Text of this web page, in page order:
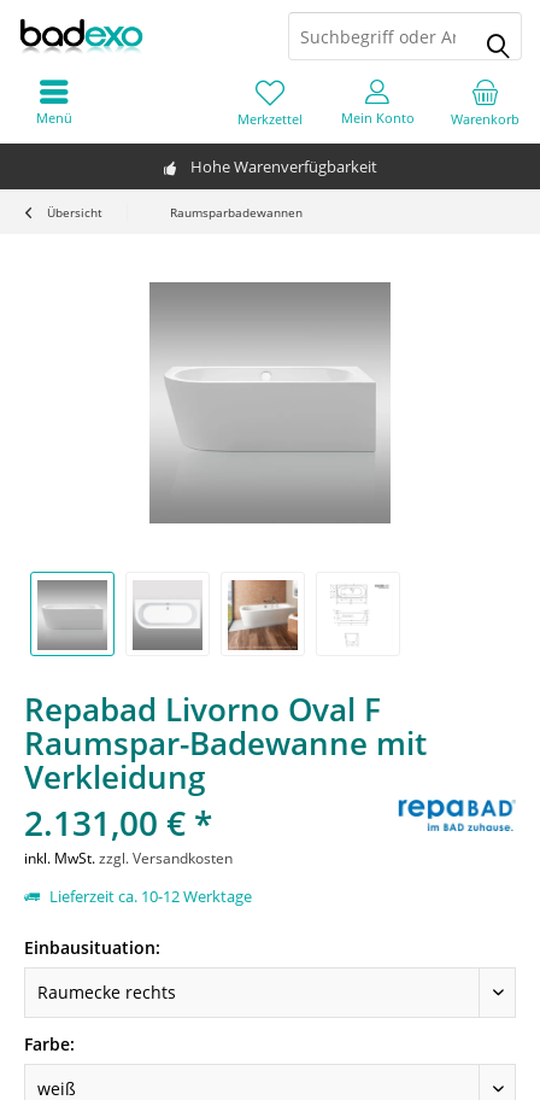
Hohe Warenverfügbarkeit
Warenkorb
Merkzettel Mein Konto
Menü
Übersicht Raumsparbadewannen
Repabad Livorno Oval F
Raumspar-Badewanne mit
Verkleidung
2.131,00 € *
inkl. MwSt.zzgl. Versandkosten
Lieferzeit ca. 10-12 Werktage
Einbausituation:
Farbe: